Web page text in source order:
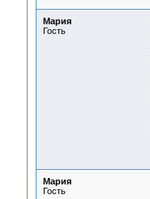
Мария
Гость
Мария
Гость